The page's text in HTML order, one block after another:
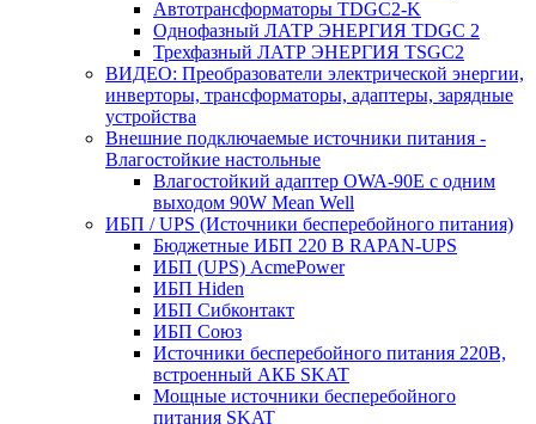
Автотрансформаторы TDGC2-K
Однофазный ЛАТР ЭНЕРГИЯ TDGC 2
Трехфазный ЛАТР ЭНЕРГИЯ TSGC2
ВИДЕО: Преобразователи электрической энергии,
инверторы, трансформаторы, адаптеры, зарядные
устройства
Внешние подключаемые источники питания -
Влагостойкие настольные
Влагостойкий адаптер OWA-90E с одним
выходом 90W Mean Well
ИБП / UPS (Источники бесперебойного питания)
Бюджетные ИБП 220 В RAPAN-UPS
ИБП (UPS) AcmePower
ИБП Hiden
ИБП Сибконтакт
ИБП Союз
Источники бесперебойного питания 220В,
встроенный АКБ SKAT
Мощные источники бесперебойного
питания SKAT